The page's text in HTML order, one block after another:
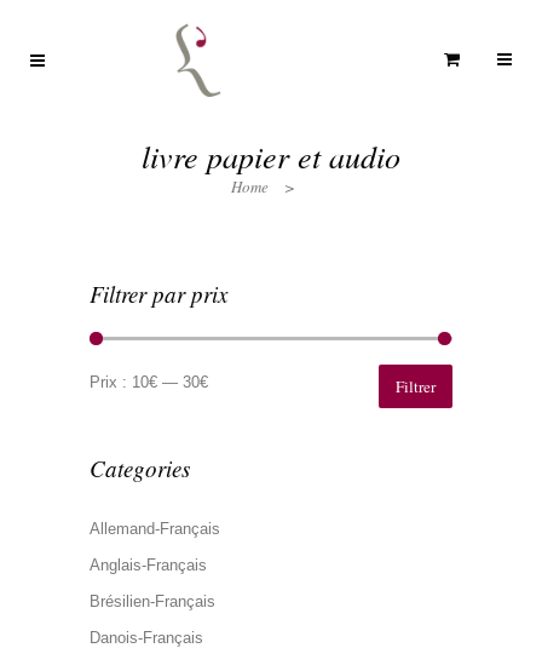
livre papier et audio
Home >
Filtrer par prix
min
max
Filtrer
Prix : 10€ — 30€
Categories
Allemand-Français
Anglais-Français
Brésilien-Français
Danois-Français